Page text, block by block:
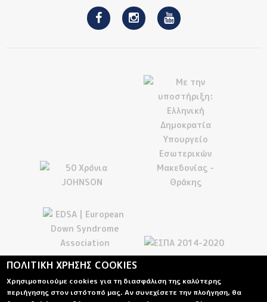
ΠΟΛΙΤΙΚΗ ΧΡΗΣΗΣ COOKIES
Χρησιμοποιούμε cookies για τη διασφάλιση της καλύτερης
περιήγησης στον ιστότοπό μας. Αν συνεχίσετε την πλοήγηση, θα